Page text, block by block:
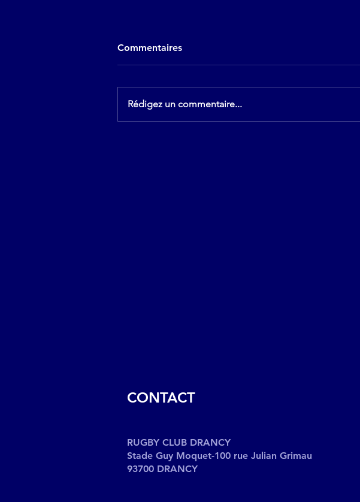
Commentaires
Rédigez un commentaire...
CONTACT
RUGBY CLUB DRANCY
Stade Guy Moquet-100 rue Julian Grimau
93700 DRANCY